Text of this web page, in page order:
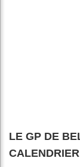
LE GP DE
CALENDRIER